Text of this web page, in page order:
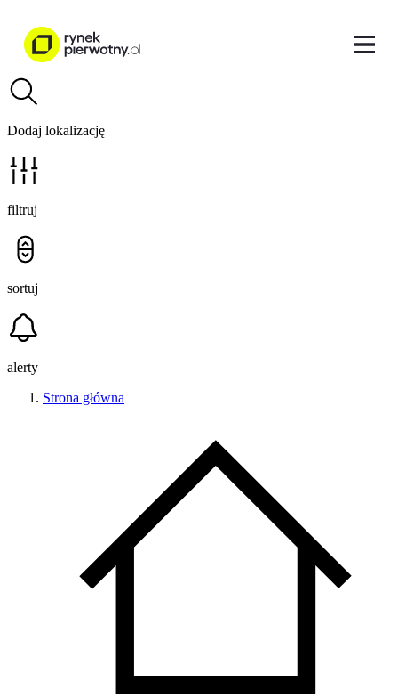
Dodaj lokalizację
filtruj
sortuj
alerty
Strona główna